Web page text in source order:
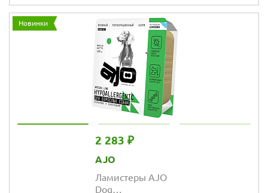
Новинки
2 283 ₽
AJO
Ламистеры AJO
Dog